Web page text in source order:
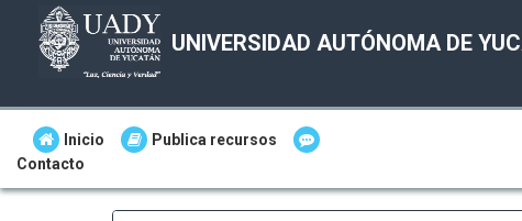
UNIVERSIDAD AUTÓNOMA DE
Inicio
Publica recursos
Contacto